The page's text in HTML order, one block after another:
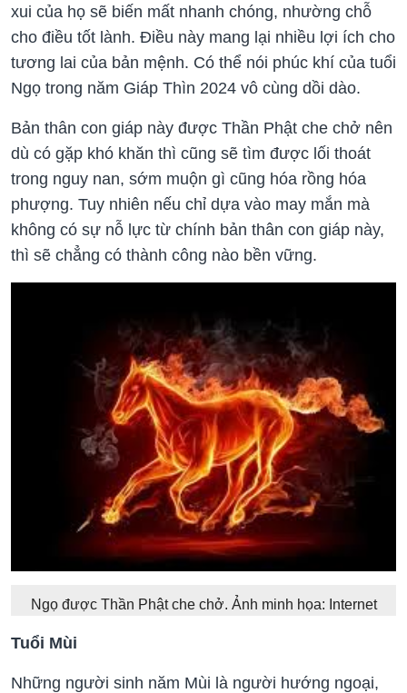
xui của họ sẽ biến mất nhanh chóng, nhường chỗ
cho điều tốt lành. Điều này mang lại nhiều lợi ích cho
tương lai của bản mệnh. Có thể nói phúc khí của tuổi
Ngọ trong năm Giáp Thìn 2024 vô cùng dồi dào.
Bản thân con giáp này được Thần Phật che chở nên
dù có gặp khó khăn thì cũng sẽ tìm được lối thoát
trong nguy nan, sớm muộn gì cũng hóa rồng hóa
phượng. Tuy nhiên nếu chỉ dựa vào may mắn mà
không có sự nỗ lực từ chính bản thân con giáp này,
thì sẽ chẳng có thành công nào bền vững.
Ngọ được Thần Phật che chở. Ảnh minh họa: Internet
Tuổi Mùi
Những người sinh năm Mùi là người hướng ngoại,